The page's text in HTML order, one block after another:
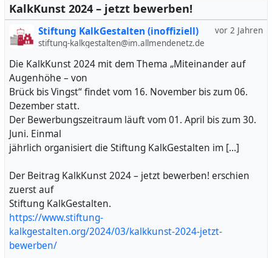
KalkKunst 2024 – jetzt bewerben!
vor 2 Jahren
Stiftung KalkGestalten (inoffiziell)
stiftung-kalkgestalten@im.allmendenetz.de
Die KalkKunst 2024 mit dem Thema „Miteinander auf
Augenhöhe – von
Brück bis Vingst“ findet vom 16. November bis zum 06.
Dezember statt.
Der Bewerbungszeitraum läuft vom 01. April bis zum 30.
Juni. Einmal
jährlich organisiert die Stiftung KalkGestalten im […]
Der Beitrag KalkKunst 2024 – jetzt bewerben! erschien
zuerst auf
Stiftung KalkGestalten.
https://www.stiftung-
kalkgestalten.org/2024/03/kalkkunst-2024-jetzt-
bewerben/